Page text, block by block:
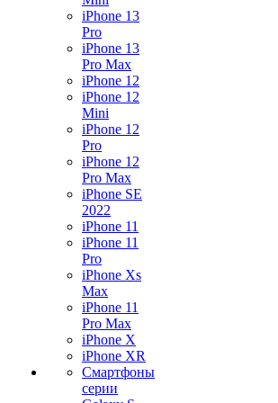
iPhone 13
Pro
iPhone 13
Pro Max
iPhone 12
iPhone 12
Mini
iPhone 12
Pro
iPhone 12
Pro Max
iPhone SE
2022
iPhone 11
iPhone 11
Pro
iPhone Xs
Max
iPhone 11
Pro Max
iPhone X
iPhone XR
Смартфоны
серии